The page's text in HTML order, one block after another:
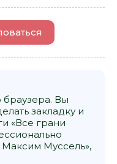
браузера. Вы
закладку и
«Все грани
Муссель»,